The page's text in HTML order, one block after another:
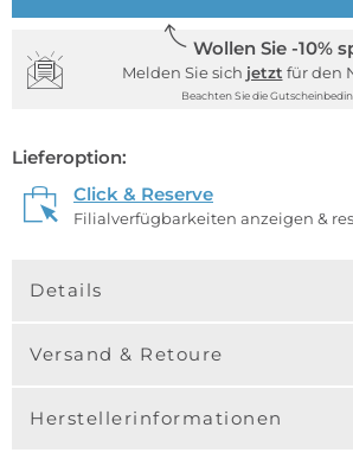
Wollen Sie -10%
Melden Sie sich jetzt für den
Beachten Sie die
Lieferoption:
Click & Reserve
Filialverfügbarkeiten anzeigen &
Details
Versand & Retoure
Herstellerinformationen